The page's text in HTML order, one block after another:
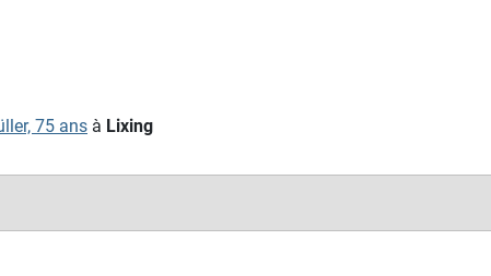
75 ans à Lixing